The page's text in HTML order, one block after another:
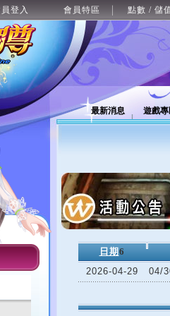
登入 會員特區 點數 / 儲
最新消息 遊戲
日期 6
2026-04-29
04/